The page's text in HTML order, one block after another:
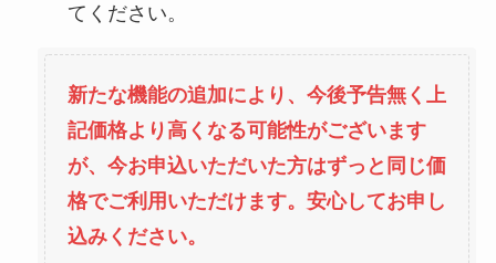
てください。
新たな機能の追加により、今後予告無く上
記価格より高くなる可能性がございます
が、今お申込いただいた方はずっと同じ価
格でご利用いただけます。安心してお申し
込みください。